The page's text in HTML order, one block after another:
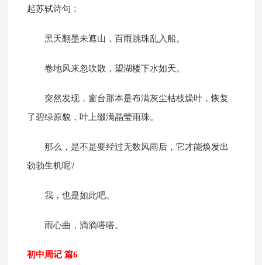
起苏轼诗句：
黑天翻墨未遮山，百雨跳珠乱入船。
卷地风来忽吹散，望湖楼下水如天。
突然发现，窗台那本是布满灰尘枯枝燥叶，恢复
了碧绿原貌，叶上缀满晶莹雨珠。
那么，是不是要经过无数风雨后，它才能焕发出
勃勃生机呢?
我，也是如此吧。
雨心曲，滴滴嗒嗒。
初中周记 篇6